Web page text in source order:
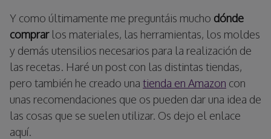
Y como últimamente me preguntáis mucho dónde
comprarlos materiales, las herramientas, los moldes
y demás utensilios necesarios para la realización de
las recetas. Haré un post con las distintas tiendas,
pero también he creado una tienda en Amazon con
unas recomendaciones que os pueden dar una idea de
las cosas que se suelen utilizar. Os dejo el enlace
aquí.